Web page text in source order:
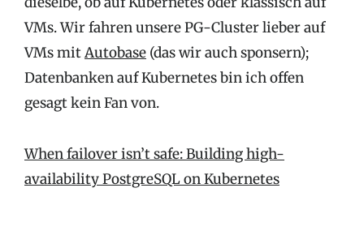
VMs. Wir fahren unsere PG-Cluster lieber auf
VMs mitAutobase (das wir auch sponsern);
Datenbanken auf Kubernetes bin ich offen
gesagt kein Fan von.
When failover isn’t safe: Building high-
availability PostgreSQL on Kubernetes